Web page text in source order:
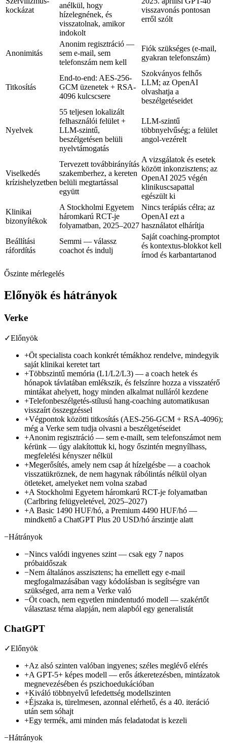
kockázat
anélkül, hogy
hízelegnének, és
visszatolnak, amikor
indokolt
visszavonás pontosan
erről szólt
Anonimitás
Anonim regisztráció —
sem e-mail, sem
telefonszám nem kell
Fiók szükséges (e-mail,
gyakran telefonszám)
Titkosítás
End-to-end: AES-256-
GCM üzenetek + RSA-
4096 kulcscsere
Szokványos felhős
LLM; az OpenAI
olvashatja a
beszélgetéseidet
Nyelvek
55 teljesen lokalizált
felhasználói felület +
LLM-szintű,
beszélgetésen belüli
nyelvtámogatás
LLM-szintű
többnyelvűség; a felület
angol-vezérelt
Viselkedés
krízishelyzetben
Tervezett továbbirányítás
szakemberhez, a kereten
belüli megtartással
együtt
A vizsgálatok és esetek
között inkonzisztens; az
OpenAI 2025 végén
klinikuscsapattal
egészült ki
Klinikai
bizonyítékok
A Stockholmi Egyetem
háromkarú RCT-je
folyamatban, 2025–2027
Nincs terápiás célra; az
OpenAI ezt a
használatot elhárítja
Beállítási
ráfordítás
Semmi — válassz
coachot és indulj
Saját coaching-promptot
és kontextus-blokkot kell
írnod és karbantartanod
Őszinte mérlegelés
Előnyök és hátrányok
Verke
✓Előnyök
+Öt specialista coach konkrét témákhoz rendelve, mindegyik
saját klinikai keretet tart
+Többszintű memória (L1/L2/L3) — a coach hetek és
hónapok távlatában emlékszik, és felszínre hozza a visszatérő
mintákat ahelyett, hogy minden alkalmat nulláról kezdene
+Telefonbeszélgetés-stílusú hang-coaching automatikusan
visszaírt összegzéssel
+Végpontok közötti titkosítás (AES-256-GCM + RSA-4096);
még a Verke sem tudja olvasni a beszélgetéseidet
+Anonim regisztráció — sem e-mailt, sem telefonszámot nem
kérünk — úgy alakítottuk ki, hogy őszintén megnyílhass,
megfelelési kényszer nélkül
+Megerősítés, amely nem csap át hízelgésbe — a coachok
visszatükröznek, de nem hagynak rábólintás nélkül olyan
ötleteket, amelyeket nem volna szabad
+A Stockholmi Egyetem háromkarú RCT-je folyamatban
(Carlbring felügyeletével, 2025–2027)
+A Basic 1490 HUF/hó, a Premium 4490 HUF/hó —
mindkettő a ChatGPT Plus 20 USD/hó árszintje alatt
−Hátrányok
−Nincs valódi ingyenes szint — csak egy 7 napos
próbaidőszak
−Nem általános asszisztens; ha emellett egy e-mail
megfogalmazásában vagy kódolásban is segítségre van
szükséged, arra nem a Verke való
−Öt coach, nem egyetlen mindentudó modell — szakértőt
választasz téma alapján, nem alapból egy generalistát
ChatGPT
✓Előnyök
+Az alsó szinten valóban ingyenes; széles meglévő elérés
+A GPT-5+ képes modell — erős átkeretezésben, mintázatok
megnevezésében és pszichoedukációban
+Kiváló többnyelvű lefedettség modellszinten
+Éjszaka is, türelmesen, azonnal elérhető, és a 40. iteráció
után sem sóhajt
+Egy termék, ami minden más feladatodat is kezeli
−Hátrányok